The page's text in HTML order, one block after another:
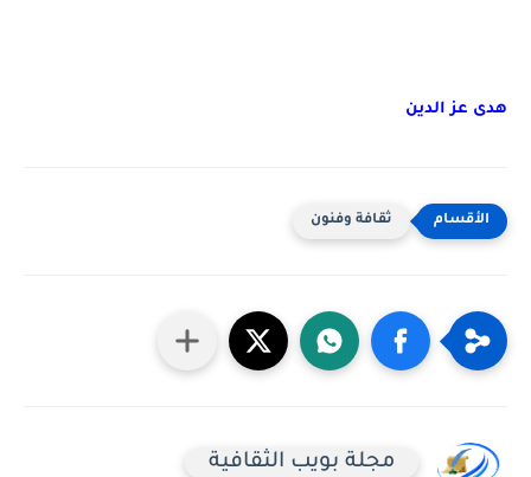
هدى عز الدين
ثقافة وفنون
مجلة بويب الثقافية